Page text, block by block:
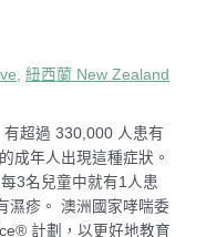
,紐西蘭 New Zealand
超過 330,000 人患有
成年人出現這種症狀。
3名兒童中就有1人患
濕疹。 澳洲國家哮喘委
計劃，以更好地教育